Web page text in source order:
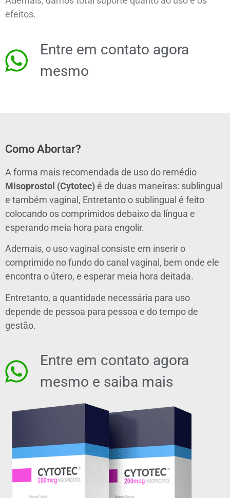
efeitos.
Entre em contato agora
mesmo
Como Abortar?
A forma mais recomendada de uso do remédio
Misoprostol (Cytotec)é de duas maneiras: sublingual
e também vaginal, Entretanto o sublingual é feito
colocando os comprimidos debaixo da língua e
esperando meia hora para engolir.
Ademais, o uso vaginal consiste em inserir o
comprimido no fundo do canal vaginal, bem onde ele
encontra o útero, e esperar meia hora deitada.
Entretanto, a quantidade necessária para uso
depende de pessoa para pessoa e do tempo de
gestão.
Entre em contato agora
mesmo e saiba mais